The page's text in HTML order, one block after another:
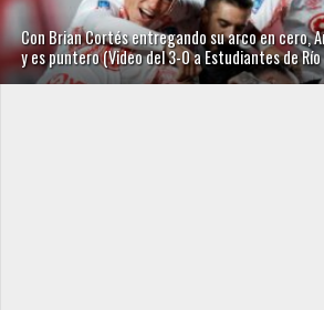
Con Brian Cortés entregando su arco en cero,
y es puntero (Video del 3-0 a Estudiantes de